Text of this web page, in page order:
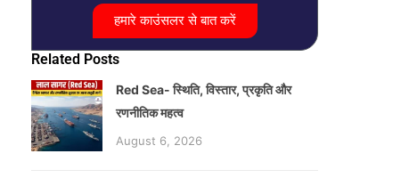
हमारे काउंसलर से बात करें
Related Posts
Red Sea- स्थिति, विस्तार, प्रकृति और
रणनीतिक महत्व
August 6, 2026